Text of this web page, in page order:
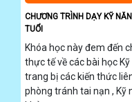
CHƯƠNG TRÌNH DẠY KỸ
TUỔI
Khóa học này đem đến
thực tế về các bài học
trang bị các kiến thức
phòng tránh tai nạn , Kỹ